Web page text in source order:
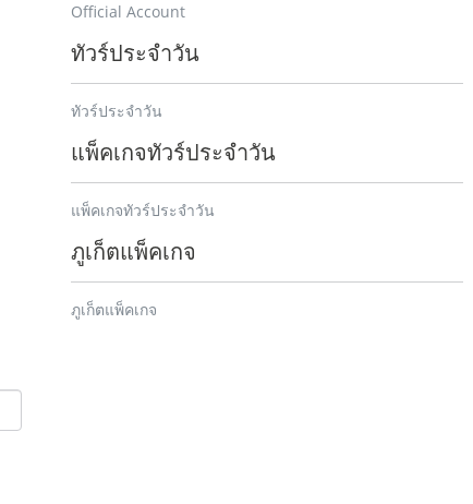
Official Account
ทัวร์ประจำวัน
ทัวร์ประจำวัน
แพ็คเกจทัวร์ประจำวัน
แพ็คเกจทัวร์ประจำวัน
ภูเก็ตแพ็คเกจ
ภูเก็ตแพ็คเกจ